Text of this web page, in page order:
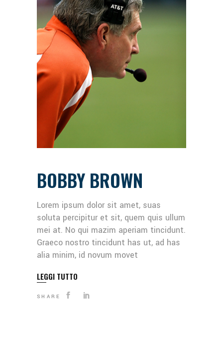
BOBBY BROWN
Lorem ipsum dolor sit amet, suas
soluta percipitur et sit, quem quis ullum
mei at. No qui mazim aperiam tincidunt.
Graeco nostro tincidunt has ut, ad has
alia minim, id novum movet
LEGGI TUTTO
SHARE